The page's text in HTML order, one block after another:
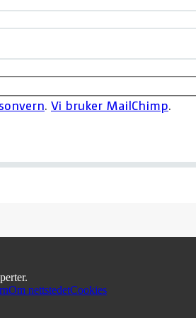
. Vi bruker MailChimp.
Om nettstedetCookies